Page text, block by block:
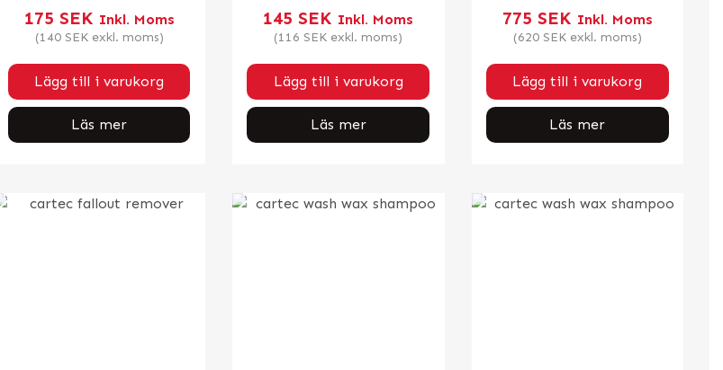
175 SEK Inkl. Moms
(140 SEKexkl. moms)
Lägg till i varukorg
Läs mer
145 SEK Inkl. Moms
(116 SEK exkl. moms)
Lägg till i varukorg
Läs mer
775 SEK Inkl. Moms
(620 SEKexkl. moms)
Lägg till i varukorg
Läs mer